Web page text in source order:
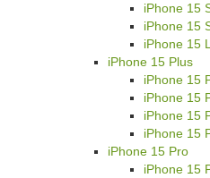
iPhone 15
iPhone 15
iPhone 15
iPhone 15 Plus
iPhone 15
iPhone 15
iPhone 15
iPhone 15
iPhone 15 Pro
iPhone 15